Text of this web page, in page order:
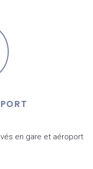
en gare et aéroport